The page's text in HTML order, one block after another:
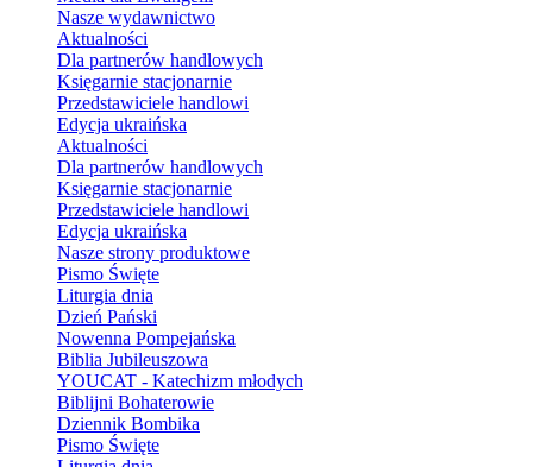
Nasze wydawnictwo
Aktualności
Dla partnerów handlowych
Księgarnie stacjonarnie
Przedstawiciele handlowi
Edycja ukraińska
Aktualności
Dla partnerów handlowych
Księgarnie stacjonarnie
Przedstawiciele handlowi
Edycja ukraińska
Nasze strony produktowe
Pismo Święte
Liturgia dnia
Dzień Pański
Nowenna Pompejańska
Biblia Jubileuszowa
YOUCAT - Katechizm młodych
Biblijni Bohaterowie
Dziennik Bombika
Pismo Święte